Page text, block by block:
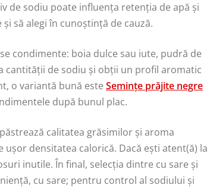
de sodiu poate influența retenția de apă și
să alegi în cunoștință de cauză.
condimente: boia dulce sau iute, pudră de
cantității de sodiu și obții un profil aromatic
o variantă bună este Semințe prăjite negre
după bunul plac.
calitatea grăsimilor și aroma
densitatea calorică. Dacă ești atent(ă) la
inutile. În final, selecția dintre cu sare și
cu sare; pentru control al sodiului și